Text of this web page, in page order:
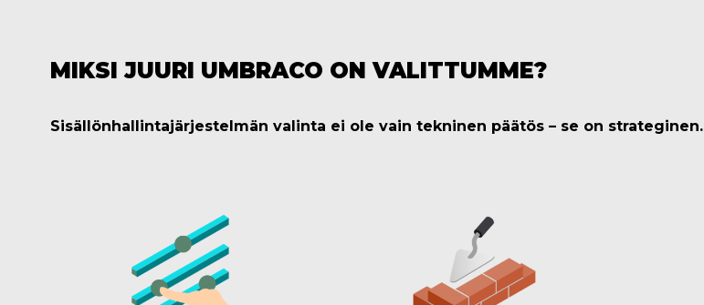
MIKSI JUURI UMBRACO ON VALITTUMME?
Sisällönhallintajärjestelmän valinta ei ole vain tekninen päätös – se on strateginen.